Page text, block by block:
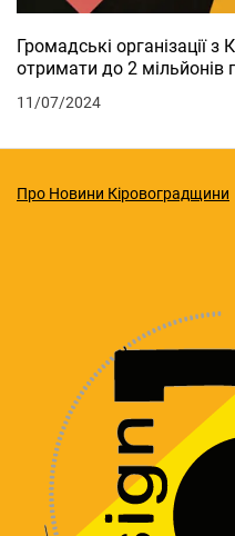
Громадські організації
отримати до 2 мільйонів
11/07/2024
Про Новини Кіровоградщини